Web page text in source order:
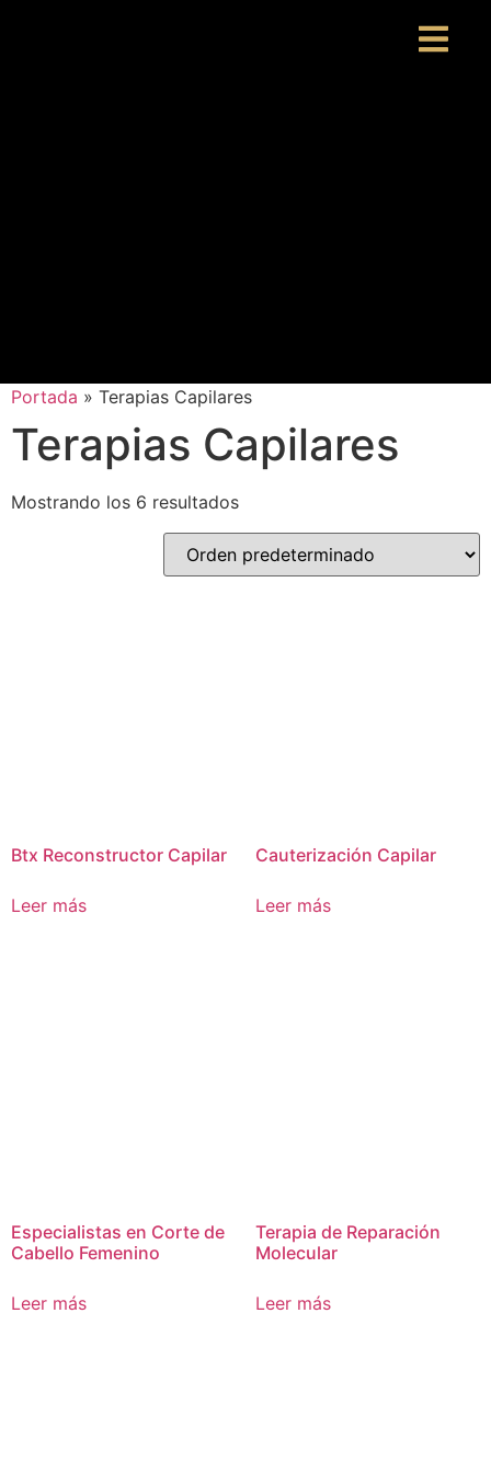
Portada » Terapias Capilares
Terapias Capilares
Mostrando los 6 resultados
Btx Reconstructor Capilar
Leer más
Cauterización Capilar
Leer más
Especialistas en Corte de
Cabello Femenino
Leer más
Terapia de Reparación
Molecular
Leer más